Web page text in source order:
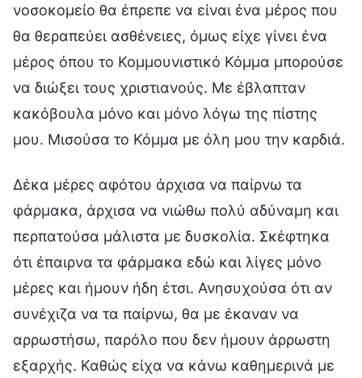
νοσοκομείο θα έπρεπε να είναι ένα μέρος που
θα θεραπεύει ασθένειες, όμως είχε γίνει ένα
μέρος όπου το Κομμουνιστικό Κόμμα μπορούσε
να διώξει τους χριστιανούς. Με έβλαπταν
κακόβουλα μόνο και μόνο λόγω της πίστης
μου. Μισούσα το Κόμμα με όλη μου την καρδιά.
Δέκα μέρες αφότου άρχισα να παίρνω τα
φάρμακα, άρχισα να νιώθω πολύ αδύναμη και
περπατούσα μάλιστα με δυσκολία. Σκέφτηκα
ότι έπαιρνα τα φάρμακα εδώ και λίγες μόνο
μέρες και ήμουν ήδη έτσι. Ανησυχούσα ότι αν
συνέχιζα να τα παίρνω, θα με έκαναν να
αρρωστήσω, παρόλο που δεν ήμουν άρρωστη
εξαρχής. Καθώς είχα να κάνω καθημερινά με